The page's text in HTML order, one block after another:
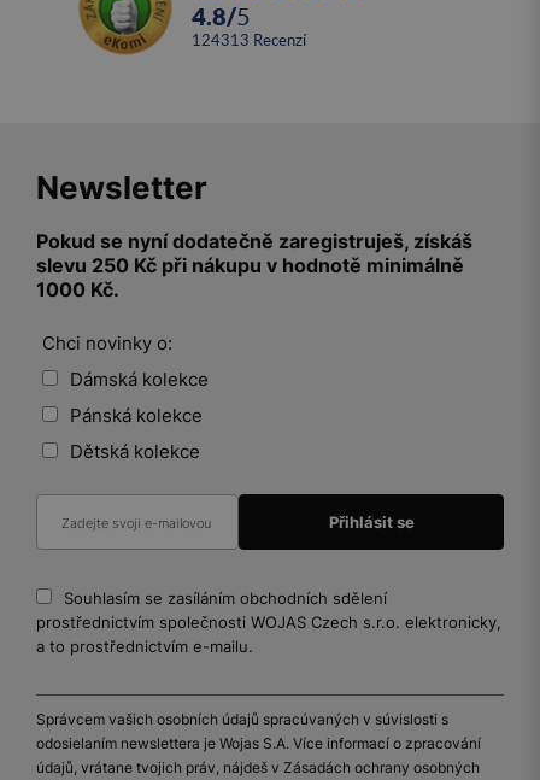
4.8/5
124313 recenzí
Newsletter
Pokud se nyní dodatečně zaregistruješ, získáš
slevu 250 Kč při nákupu v hodnotě minimálně
1000 Kč.
Chci novinky o:
Dámská kolekce
Pánská kolekce
Dětská kolekce
Souhlasím se zasíláním obchodních sdělení
prostřednictvím společnosti WOJAS Czech s.r.o. elektronicky,
a to prostřednictvím e-mailu.
Správcem vašich osobních údajů spracúvaných v súvislosti s
odosielaním newslettera je Wojas S.A. Více informací o zpracování
údajů, vrátane tvojich práv, nájdeš v Zásadách ochrany osobných